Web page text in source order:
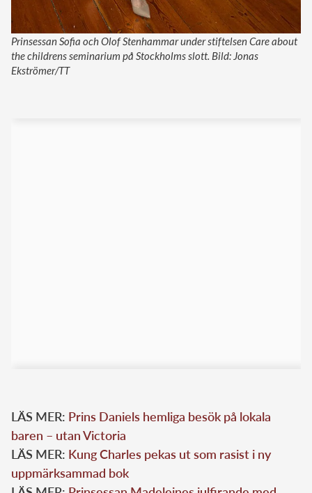
Prinsessan Sofia och Olof Stenhammar under stiftelsen Care about
the childrens seminarium på Stockholms slott. Bild: Jonas
Ekströmer/TT
LÄS MER: Prins Daniels hemliga besök på lokala
baren – utan Victoria
LÄS MER: Kung Charles pekas ut som rasist i ny
uppmärksammad bok